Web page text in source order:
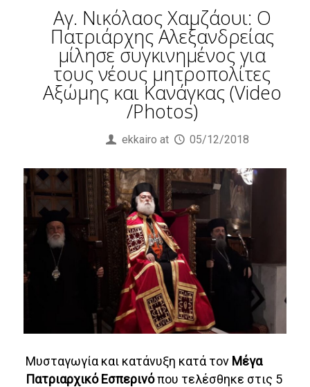
Αγ. Νικόλαος Χαμζάουι: Ο
Πατριάρχης Αλεξανδρείας
μίλησε συγκινημένος για
τους νέους μητροπολίτες
Αξώμης και Κανάγκας (Video
/Photos)
ekkairo at 05/12/2018
Μυσταγωγία και κατάνυξη κατά τον Μέγα
Πατριαρχικό Εσπερινόπου τελέσθηκε στις 5